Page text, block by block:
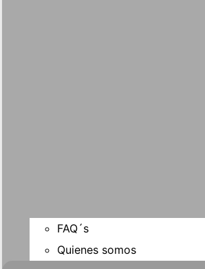
FAQ´s
Quienes somos